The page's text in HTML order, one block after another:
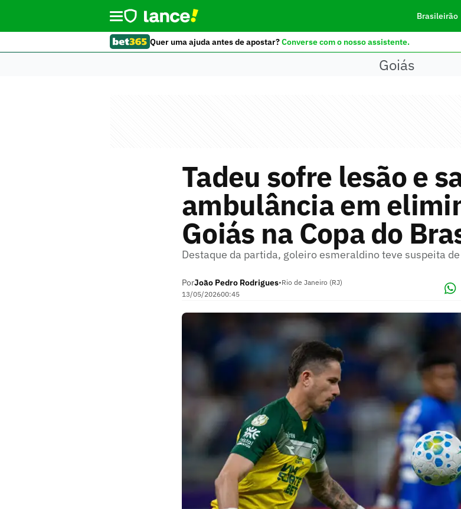
Brasileirão
Quer uma ajuda antes de apostar?Converse com o nosso assistente.
Goiás
Tadeu sofre lesão e
ambulância em
Goiás na Copa do
Destaque da partida, goleiro esmeraldino teve suspeita
PorJoão Pedro Rodrigues•Rio de Janeiro (RJ)
13/05/202600:45